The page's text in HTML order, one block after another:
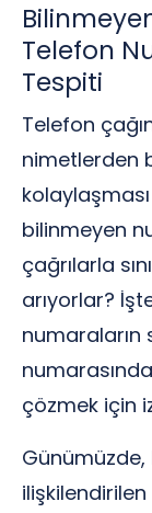
Telefon
Tespiti
Telefon
nimetlerden
bilinmeyen
çağrılarla
arıyorlar?
numaraların
çözmek için